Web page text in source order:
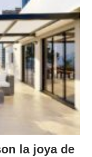
la joya de